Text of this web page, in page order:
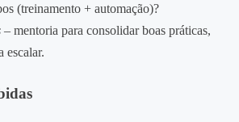
(treinamento + automação)?
– mentoria para consolidar boas práticas,
escalar.